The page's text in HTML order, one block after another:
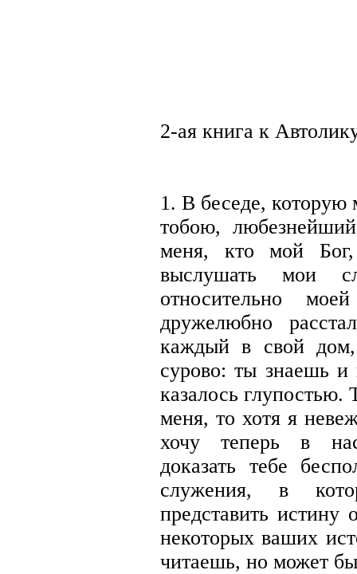
2-ая книга к Автолику
1. В беседе, которую
тобою,
меня, кто мой
выслушать мои
относительно
дружелюбно
каждый в свой
сурово: ты знаешь
казалось глупостью.
меня, то хотя я
хочу теперь в
доказать тебе
служения, в
представить истину
некоторых ваших
читаешь, но может